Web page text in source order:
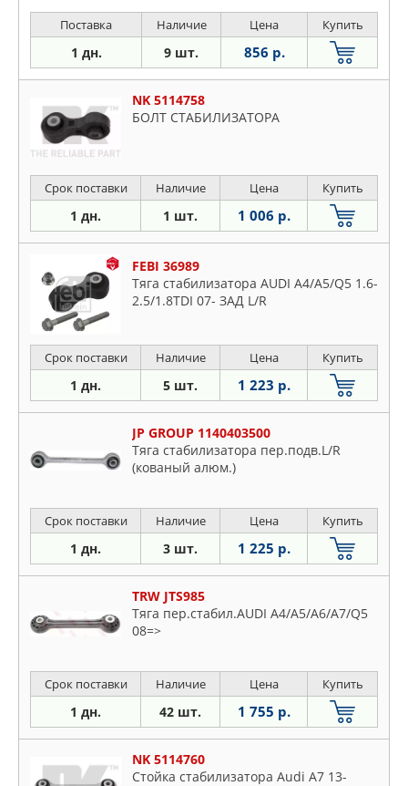
Поставка Наличие Цена Купить
1 дн. 9 шт. 856 р.
NK 5114758
БОЛТ СТАБИЛИЗАТОРА
Срок поставки Наличие Цена Купить
1 дн. 1 шт. 1 006 р.
FEBI 36989
Тяга стабилизатора AUDI A4/A5/Q5 1.6-
2.5/1.8TDI 07- ЗАД L/R
Срок поставки Наличие Цена Купить
1 дн. 5 шт. 1 223 р.
JP GROUP 1140403500
Тяга стабилизатора пер.подв.L/R
(кованый алюм.)
Срок поставки Наличие Цена Купить
1 дн. 3 шт. 1 225 р.
TRW JTS985
Тяга пер.стабил.AUDI A4/A5/A6/A7/Q5
08=>
Срок поставки Наличие Цена Купить
1 дн. 42 шт. 1 755 р.
NK 5114760
Стойка стабилизатора Audi A7 13-